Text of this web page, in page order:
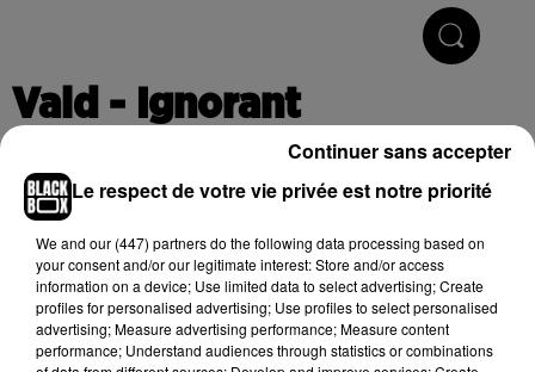
Vald - Ignorant
Publié : 14 novembre 2019 à 6h39
Cet élément est masqué compte-tenu du refus du
dépôt de cookies que vous avez exprimé. Si vous
souhaitez l'afficher, merci de nous donner votre accord
Le respect de votre vie privée est notre priorité
We and our (447) partnersdo the following data processing based on
your consent and/or our legitimate interest: Store and/or access
information on a device; Use limited data to select advertising; Create
profiles for personalised advertising; Use profiles to select personalised
advertising; Measure advertising performance; Measure content
performance; Understand audiences through statistics or combinations
Continuer sans accepter